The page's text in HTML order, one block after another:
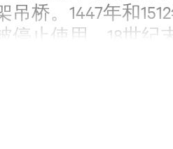
吊桥。1447年和
停止使用。18世纪
门规模缩小。